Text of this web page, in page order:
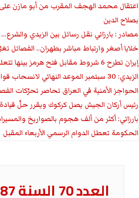
اعتقال محمد الهجف المقرب من أبو مازن
بصلاح الدين
مصادر : بارزاني نقل رسائل بين الزيدي
خلايا أصغر وارتباط مباشر بطهران.. الفصائل
إيران تطرح 6 شروط مقابل فتح هرمز بينها تتعلق بالعراق
الزيدي: 30 سبتمبر الموعد النهائي لانسحاب قوات التحالف
الحواجز الأمنية في العراق تحاصر تحرّكات
رئيس أركان الجيش يصل كركوك ويقرر حلّ
بارزاني: أكثر من ألف هجوم بالصواريخ
الحكومة تعطل الدوام الرسمي الأربعاء المقبل